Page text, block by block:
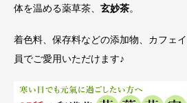
体を温める薬草茶、 玄妙茶。
着色料、保存料などの添加物、カフェ
員でご愛用いただけます♪